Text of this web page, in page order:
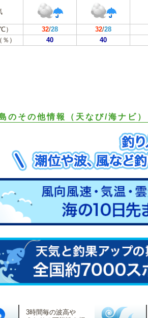
32/28 32/28
）
40 40
のその他情報（天なび/海ナビ）
3時間毎の波高や